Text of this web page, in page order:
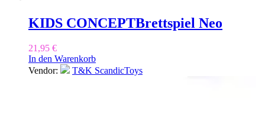
KIDS CONCEPTBrettspiel Neo
21,95 €
In den Warenkorb
Vendor:
T&K ScandicToys